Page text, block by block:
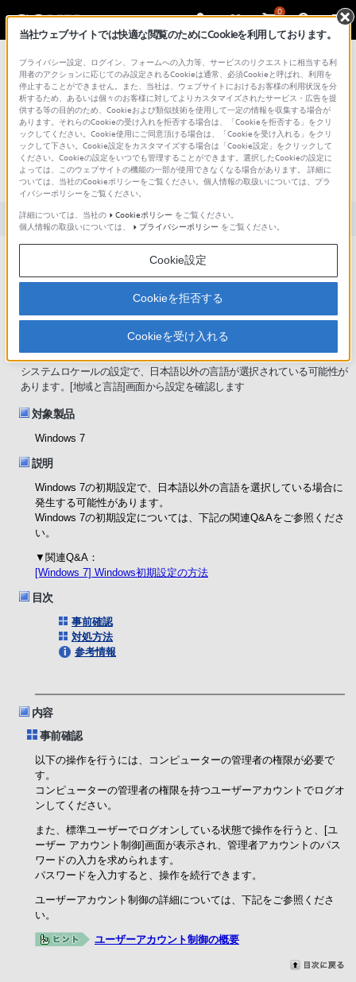
0
総合サポート・お問い合わせ
文書番号 : S1008171079697 / 最終更新日 : 2025/03/11
[Windows 7] タイトルや画面が文字化け
して表示される
対象製品カテゴリー・製品
ソフトウェアをインストールする際に表示される、セットアッ
の画面が文字化けしています。
Windows上の表示は正常(日本語)ですが、セットアップウィザー
ドの表示だけがほかの国の言語(中国語など)で表示されます。
システムロケールの設定で、日本語以外の言語が選択されている可能性が
あります。[地域と言語]画面から設定を確認します
対象製品
Windows 7
説明
Windows 7の初期設定で、日本語以外の言語を選択している場合に
発生する可能性があります。
Windows 7の初期設定については、下記の関連Q&Aをご参照くださ
い。
▼関連Q&A：
[Windows 7] Windows初期設定の方法
目次
事前確認
対処方法
参考情報
内容
事前確認
以下の操作を行うには、コンピューターの管理者の権限が必要で
す。
コンピューターの管理者の権限を持つユーザーアカウントでログオ
ンしてください。
また、標準ユーザーでログオンしている状態で操作を行うと、[ユ
ーザー アカウント制御]画面が表示され、管理者アカウントのパス
ワードの入力を求められます。
パスワードを入力すると、操作を続行できます。
ユーザーアカウント制御の詳細については、下記をご参照くださ
い。
ユーザーアカウント制御の概要
当社ウェブサイトでは快適な閲覧のためにCookieを利用しております。
プライバシー設定、ログイン、フォームへの入力等、サービスのリクエストに相当する利
用者のアクションに応じてのみ設定されるCookieは通常、必須Cookieと呼ばれ、利用を
停止することができません。また、当社は、ウェブサイトにおけるお客様の利用状況を分
析するため、あるいは個々のお客様に対してよりカスタマイズされたサービス・広告を提
供する等の目的のため、Cookieおよび類似技術を使用して一定の情報を収集する場合が
あります。それらのCookieの受け入れを拒否する場合は、「Cookieを拒否する」をクリ
ックしてください。Cookie使用にご同意頂ける場合は、「Cookieを受け入れる」をクリ
ックして下さい。Cookie設定をカスタマイズする場合は「Cookie設定」をクリックして
ください。Cookieの設定をいつでも管理することができます。選択したCookieの設定に
よっては、このウェブサイトの機能の一部が使用できなくなる場合があります。 詳細に
ついては、当社のCookieポリシーをご覧ください。個人情報の取扱いについては、プラ
イバシーポリシーをご覧ください。
詳細については、当社の
Cookieポリシー をご覧ください。
個人情報の取扱いについては、
プライバシーポリシー をご覧ください。
Cookie設定
Cookieを拒否する
Cookieを受け入れる